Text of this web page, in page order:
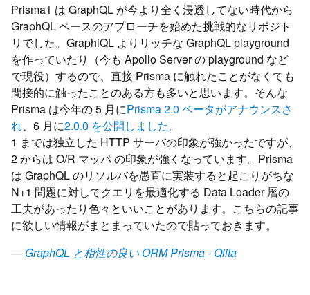
Prisma1 は GraphQL が今より全く浸透してない時代から
GraphQL ベースのアプローチを始めた挑戦的なリポジト
リでした。GraphiQL よりリッチな GraphQL playground
を作っていたり（今も Apollo Server の playground など
で現役）するので、直接 Prisma に触れたことがなくても
間接的に触ったことのある方も多いと思います。そんな
Prisma は今年の 5 月にPrisma 2.0 ベータがアナウンスさ
れ、6 月に2.0.0 を公開しました。
1 までは独立した HTTP サーバの印象が強かったですが、
2 からは O/R マッパ の印象が強くなっています。Prisma
は GraphQL のリソルバを愚直に実装すると起こりがちな
N+1 問題に対してクエリを最適化する Data Loader 層の
工夫があったり色々といいことがあります。こちらの記事
に欲しい情報がまとまっていたので貼っておきます。
—GraphQL と相性の良い ORM Prisma - Qiita